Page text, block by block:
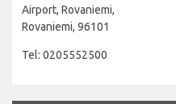
Airport, Rovaniemi,
Rovaniemi, 96101
Tel: 0205552500